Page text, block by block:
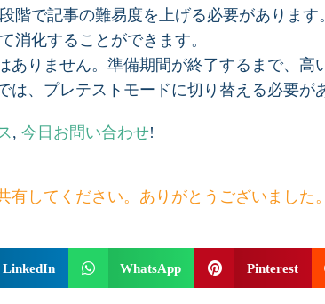
階で記事の難易度を上げる必要がありま
消化することができます。
りません。準備期間が終了するまで、高
、プレテストモードに切り替える必要が
, 今日お問い合わせ!
してください。ありがとうございました。
LinkedIn WhatsApp Pinterest